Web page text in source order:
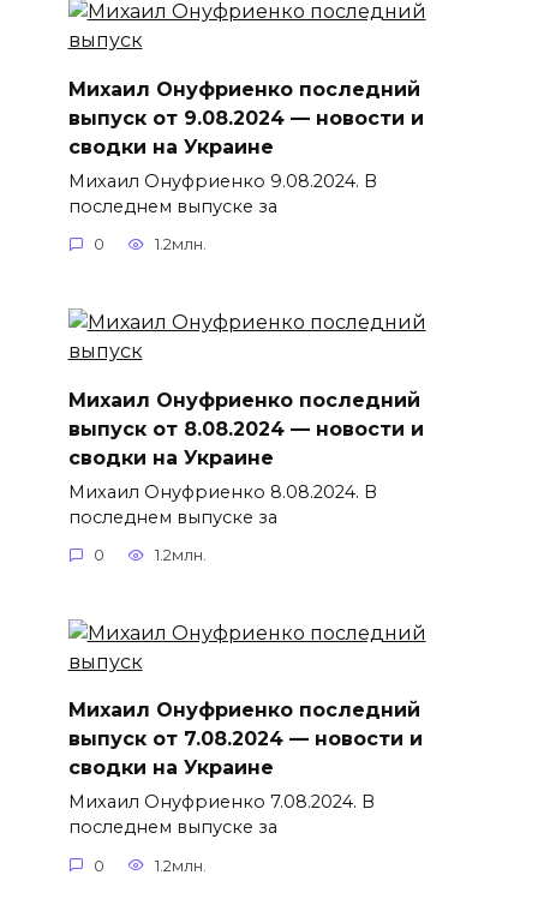
Михаил Онуфриенко последний
выпуск от 9.08.2024 — новости и
сводки на Украине
Михаил Онуфриенко 9.08.2024. В
последнем выпуске за
0 1.2млн.
Михаил Онуфриенко последний
выпуск от 8.08.2024 — новости и
сводки на Украине
Михаил Онуфриенко 8.08.2024. В
последнем выпуске за
0 1.2млн.
Михаил Онуфриенко последний
выпуск от 7.08.2024 — новости и
сводки на Украине
Михаил Онуфриенко 7.08.2024. В
последнем выпуске за
0 1.2млн.